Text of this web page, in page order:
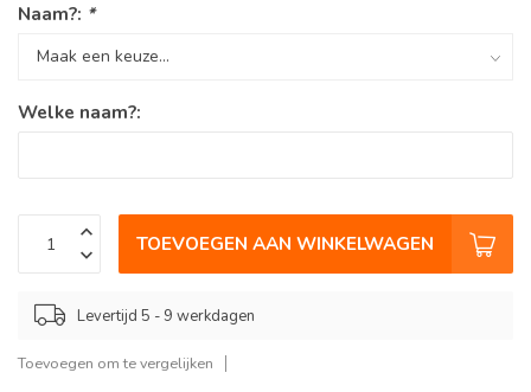
Naam?: *
Welke naam?:
TOEVOEGEN AAN WINKELWAGEN
Levertijd 5 - 9 werkdagen
Toevoegen om te vergelijken